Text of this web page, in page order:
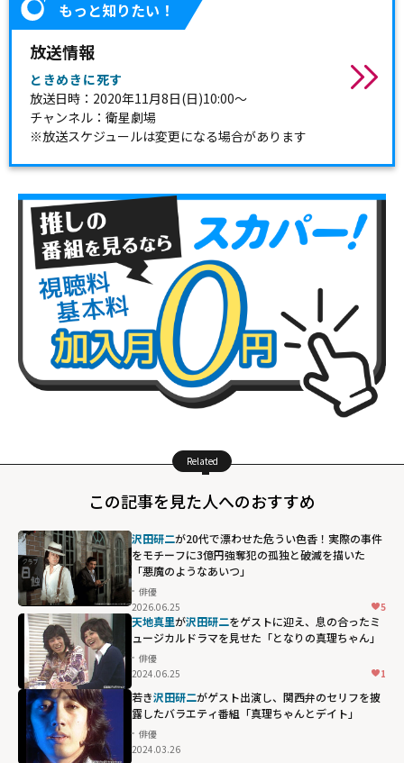
もっと知りたい！
放送情報
ときめきに死す
放送日時：2020年11月8日(日)10:00～
チャンネル：衛星劇場
※放送スケジュールは変更になる場合があります
Related
この記事を見た人へのおすすめ
沢田研二が20代で漂わせた危うい色香！実際の事件
をモチーフに3億円強奪犯の孤独と破滅を描いた
「悪魔のようなあいつ」
俳優
2026.06.25
5
天地真里が沢田研二をゲストに迎え、息の合ったミ
ュージカルドラマを見せた「となりの真理ちゃん」
俳優
2024.06.25
1
若き沢田研二がゲスト出演し、関西弁のセリフを披
露したバラエティ番組「真理ちゃんとデイト」
俳優
2024.03.26